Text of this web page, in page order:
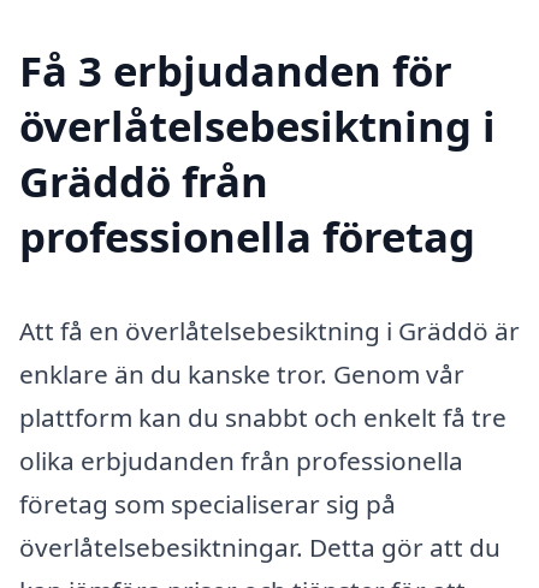
Få 3 erbjudanden för
överlåtelsebesiktning i
Gräddö från
professionella företag
Att få en överlåtelsebesiktning i Gräddö är
enklare än du kanske tror. Genom vår
plattform kan du snabbt och enkelt få tre
olika erbjudanden från professionella
företag som specialiserar sig på
överlåtelsebesiktningar. Detta gör att du